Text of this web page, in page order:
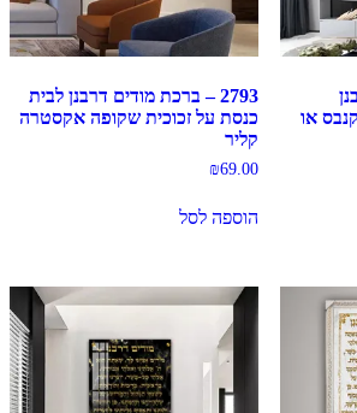
או
2793 – ברכת מודים דרבנן לבית
כנסת על זכוכית שקופה אקסטרה
קליר
₪69.00
הוספה לסל